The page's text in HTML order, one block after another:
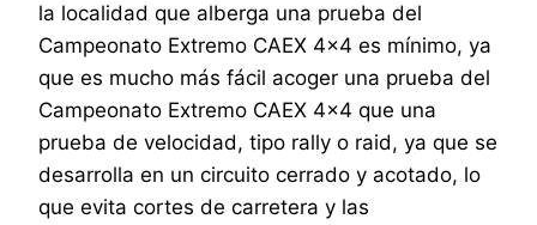
la localidad que alberga una prueba del
Campeonato Extremo CAEX 4×4 es mínimo, ya
que es mucho más fácil acoger una prueba del
Campeonato Extremo CAEX 4×4 que una
prueba de velocidad, tipo rally o raid, ya que se
desarrolla en un circuito cerrado y acotado, lo
que evita cortes de carretera y las